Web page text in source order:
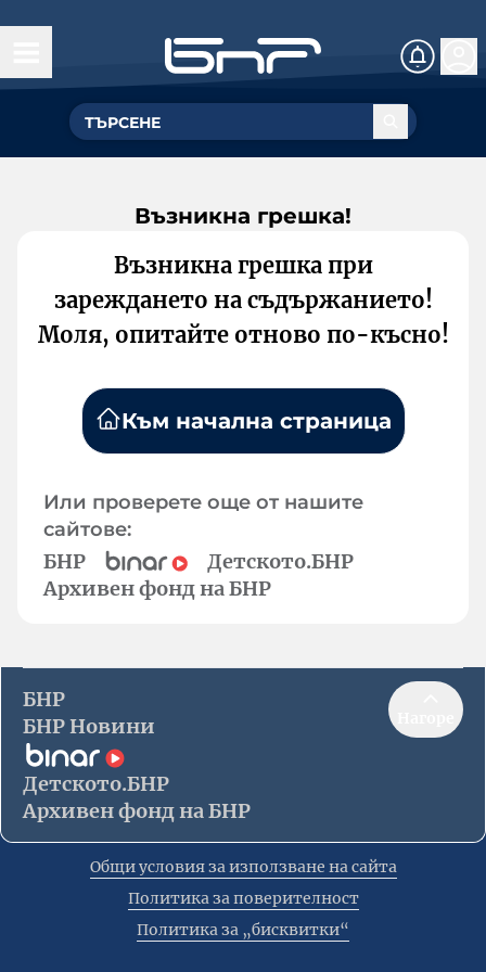
Възникна грешка!
Възникна грешка при
зареждането на съдържанието!
Моля, опитайте отново по-късно!
Към начална страница
Или проверете още от нашите
сайтове:
БНР
Детското.БНР
Архивен фонд на БНР
БНР
БНР Новини
Детското.БНР
Архивен фонд на БНР
Общи условия за използване на сайта
Политика за поверителност
Политика за „бисквитки“